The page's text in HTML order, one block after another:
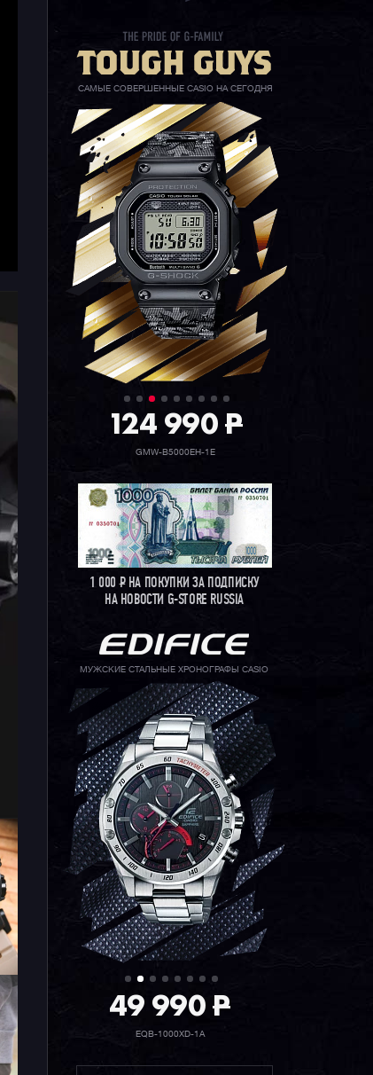
САМЫЕ СОВЕРШЕННЫЕ CASIO НА СЕГОДНЯ
124 990P
GMW-B5000EH-1E
1 000РНА ПОКУПКИ ЗА ПОДПИСКУ
НА НОВОСТИ G-STORE RUSSIA
МУЖСКИЕ СТАЛЬНЫЕ ХРОНОГРАФЫ CASIO
49 990P
EQB-1000XD-1A